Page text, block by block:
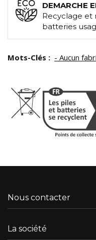
DEMARCHE
Recyclage
batteries
Mots-Clés : - Aucun
Nous contacter
La société